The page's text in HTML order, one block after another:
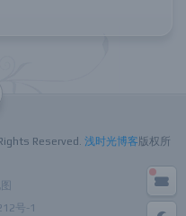
Reserved. 浅时光博客 版权所
号-1